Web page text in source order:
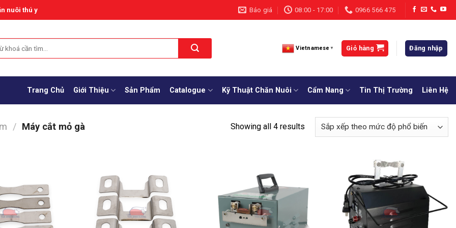
nuôi thú y Báo giá 08:00 - 17:00 0966 566 475
Vietnamese ▼ Giỏ hàng Đăng nhập
Trang Chủ Giới Thiệu Sản Phẩm Catalogue Kỹ Thuật Chăn Nuôi Cẩm Nang Tin Thị Trường Liên Hệ
/ Máy cắt mỏ gà Showing all 4 results